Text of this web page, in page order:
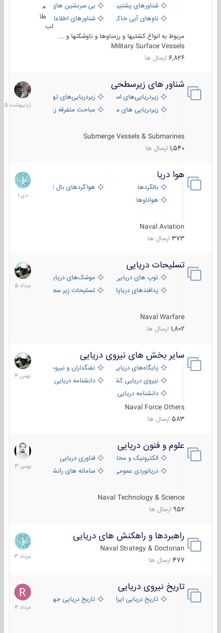
شناورهای پشتیبانی
بی سرنشین های دریایی
ناوهای آبی خاکی و نیروبرشناورهای اطلاعاتی و جاسوسی
طا
لب
مربوط به انواع کشتیها و رزمناوها و ناوشکنها و ...
Military Surface Vessels
6,826 ارسال ها
شناور های زیرسطحی
زیردریایی‌های استراتژیکزیردریایی‌های تهاجمی
زیردریایی های سبک
مباحث متفرقه زیرسطحی
Submerge Vessels & Submarines
1,540 ارسال ها
31
1405
هوا دریا
بالگردها
هواگردهای بال ثابت
هواناوها
Naval Aviation
373 ارسال ها
12
دی
1401
تسلیحات دریایی
توپ های دریایی
موشک‌های دریایی
پدافندهای دریاپایه
تسلیحات زیر سطحی
Naval Warfare
1,802 ارسال ها
2
مرداد
1405
سایر بخش های نیروی دریایی
پایگاه‌های دریایی
تفنگداران و نیروهای ویژه‌ی دریایی
نیروی دریایی کشورهای مختلفدانشنامه دریایی
دانشنامه دریایی کپی
Naval Force Others
583 ارسال ها
22
بهمن
1404
علوم و فنون دریایی
الکترونیک و مخابرات دریاییفناوری دریایی
دریانوردی عمومی
سامانه های رانشی دریایی
Naval Technology & Science
952 ارسال ها
6
بهمن
1403
راهبردها و راهکنش های دریایی
Naval Strategy & Doctorian
477 ارسال ها
2
مرداد
1403
تاریخ نیروی دریایی
تاریخ دریایی ایران تاریخ دریایی جهان
16
مرداد
1404